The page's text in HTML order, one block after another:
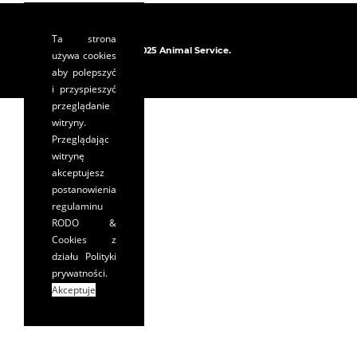
© 2025 Animal Service.
Ta strona
używa cookies
aby polepszyć
i przyspieszyć
przeglądanie
witryny.
Przeglądając
witrynę
akceptujesz
postanowienia
regulaminu
RODO &
Cookies z
działu Polityki
prywatności.
Akceptuje